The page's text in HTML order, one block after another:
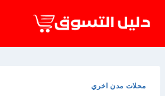
محلات مدن اخري